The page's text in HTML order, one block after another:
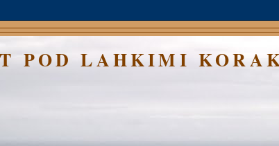
POD LAHKIMI